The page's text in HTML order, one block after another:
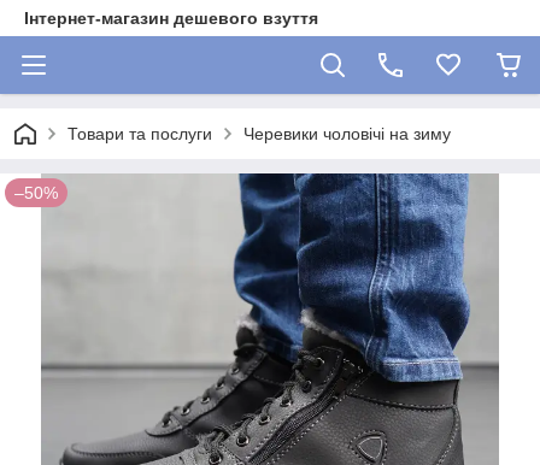
Інтернет-магазин дешевого взуття
Товари та послуги Черевики чоловічі на зиму
–50%